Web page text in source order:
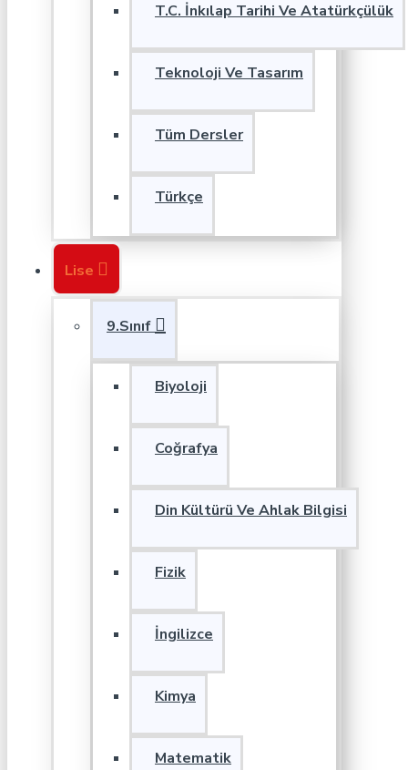
T.C. İnkılap Tarihi Ve Atatürkçülük
Teknoloji Ve Tasarım
Tüm Dersler
Türkçe
Lise
9.Sınıf
Biyoloji
Coğrafya
Din Kültürü Ve Ahlak Bilgisi
Fizik
İngilizce
Kimya
Matematik